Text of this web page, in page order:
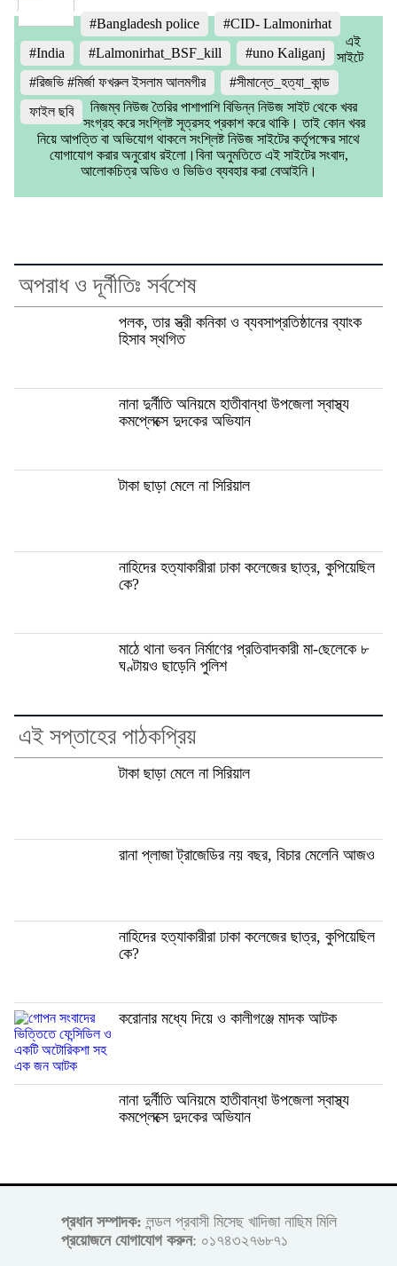
#Bangladesh police
#CID- Lalmonirhat
#India
#Lalmonirhat_BSF_kill
#uno Kaliganj
#রিজভি #মির্জা ফখরুল ইসলাম আলমগীর
#সীমান্তে_হত্যা_কান্ড
ফাইল ছবি
এই
সাইটে
নিজম্ব নিউজ তৈরির পাশাপাশি বিভিন্ন নিউজ সাইট থেকে খবর
সংগ্রহ করে সংশ্লিষ্ট সূত্রসহ প্রকাশ করে থাকি। তাই কোন খবর
নিয়ে আপত্তি বা অভিযোগ থাকলে সংশ্লিষ্ট নিউজ সাইটের কর্তৃপক্ষের সাথে
যোগাযোগ করার অনুরোধ রইলো।বিনা অনুমতিতে এই সাইটের সংবাদ,
আলোকচিত্র অডিও ও ভিডিও ব্যবহার করা বেআইনি।
অপরাধ ও দূর্নীতিঃ সর্বশেষ
পলক, তার স্ত্রী কনিকা ও ব্যবসাপ্রতিষ্ঠানের ব্যাংক
হিসাব স্থগিত
নানা দুর্নীতি অনিয়মে হাতীবান্ধা উপজেলা স্বাস্থ্য
কমপ্লেক্সে দুদকের অভিযান
টাকা ছাড়া মেলে না সিরিয়াল
নাহিদের হত্যাকারীরা ঢাকা কলেজের ছাত্র, কুপিয়েছিল
কে?
মাঠে থানা ভবন নির্মাণের প্রতিবাদকারী মা-ছেলেকে ৮
ঘণ্টায়ও ছাড়েনি পুলিশ
এই সপ্তাহের পাঠকপ্রিয়
টাকা ছাড়া মেলে না সিরিয়াল
রানা প্লাজা ট্রাজেডির নয় বছর, বিচার মেলেনি আজও
নাহিদের হত্যাকারীরা ঢাকা কলেজের ছাত্র, কুপিয়েছিল
কে?
করোনার মধ্যে দিয়ে ও কালীগঞ্জে মাদক আটক
নানা দুর্নীতি অনিয়মে হাতীবান্ধা উপজেলা স্বাস্থ্য
কমপ্লেক্সে দুদকের অভিযান
প্রধান সম্পাদক: লন্ডল প্রবাসী মিসেছ খাদিজা নাছিম মিলি
প্রয়োজনে যোগাযোগ করুন: ০১৭৪৩২৭৬৮৭১